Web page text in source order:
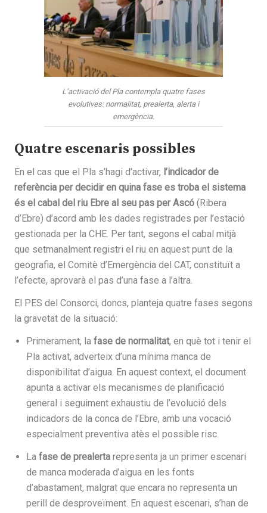
L’activació del Pla contempla quatre fases
evolutives: normalitat, prealerta, alerta i
emergència.
Quatre escenaris possibles
En el cas que el Pla s’hagi d’activar, l’indicador de
referència per decidir en quina fase es troba el sistema
és el cabal del riu Ebre al seu pas per Ascó (Ribera
d’Ebre) d’acord amb les dades registrades per l’estació
gestionada per la CHE. Per tant, segons el cabal mitjà
que setmanalment registri el riu en aquest punt de la
geografia, el Comitè d’Emergència del CAT, constituït a
l’efecte, aprovarà el pas d’una fase a l’altra.
El PES del Consorci, doncs, planteja quatre fases segons
la gravetat de la situació:
Primerament, la fase de normalitat, en què tot i tenir el
Pla activat, adverteix d’una mínima manca de
disponibilitat d’aigua. En aquest context, el document
apunta a activar els mecanismes de planificació
general i seguiment exhaustiu de l’evolució dels
indicadors de la conca de l’Ebre, amb una vocació
especialment preventiva atès el possible risc.
La fase de prealerta representa ja un primer escenari
de manca moderada d’aigua en les fonts
d’abastament, malgrat que encara no representa un
perill de desproveïment. En aquest escenari, s’han de